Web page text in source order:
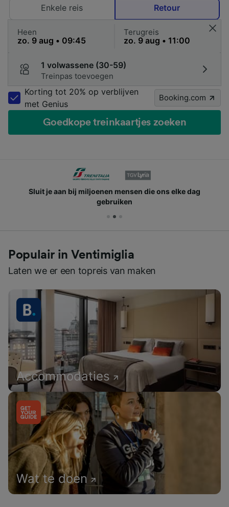
Enkele reis
Retour
Heen Terugreis
1 volwassene (30-59)
Treinpas toevoegen
Korting tot 20% op verblijven
met Genius
Booking.com
Goedkope treinkaartjes zoeken
Sluit je aan bij miljoenen mensen die ons elke dag
gebruiken
Populair in Ventimiglia
Laten we er een topreis van maken
Accommodaties
Wat te doen